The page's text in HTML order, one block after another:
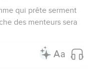
qui prête serment
des menteurs sera